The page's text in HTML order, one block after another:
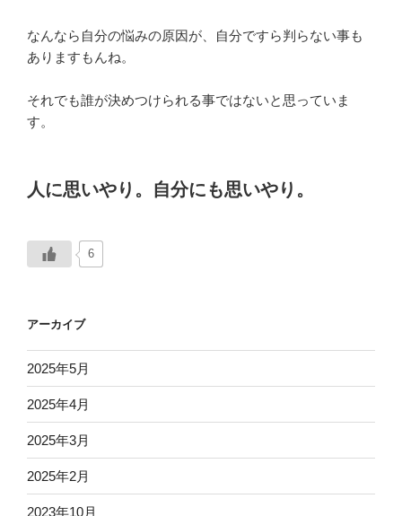
なんなら自分の悩みの原因が、自分ですら判らない事も
ありますもんね。
それでも誰が決めつけられる事ではないと思っていま
す。
人に思いやり。自分にも思いやり。
6
アーカイブ
2025年5月
2025年4月
2025年3月
2025年2月
2023年10月